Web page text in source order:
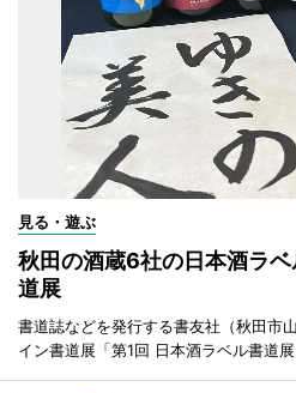
見る・遊ぶ
秋田の酒蔵6社の日本酒ラ
道展
書道誌などを発行する書友社（秋田市
イン書道展「第1回 日本酒ラベル書道展